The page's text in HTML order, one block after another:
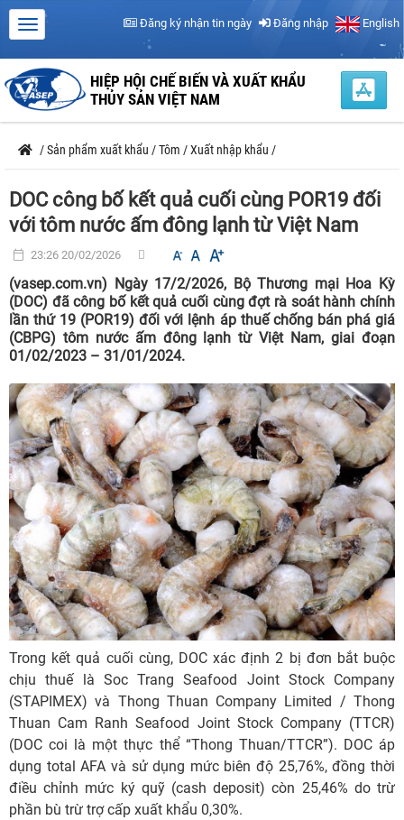
Đăng ký nhận tin ngày Đăng nhập English
HIỆP HỘI CHẾ BIẾN VÀ XUẤT KHẨU
THỦY SẢN VIỆT NAM
/Sản phẩm xuất khẩu /Tôm /Xuất nhập khẩu /
DOC công bố kết quả cuối cùng POR19 đối
với tôm nước ấm đông lạnh từ Việt Nam
23:26 20/02/2026
(vasep.com.vn) Ngày 17/2/2026, Bộ Thương mại Hoa Kỳ
(DOC) đã công bố kết quả cuối cùng đợt rà soát hành chính
lần thứ 19 (POR19) đối với lệnh áp thuế chống bán phá giá
(CBPG) tôm nước ấm đông lạnh từ Việt Nam, giai đoạn
01/02/2023 – 31/01/2024.
Trong kết quả cuối cùng, DOC xác định 2 bị đơn bắt buộc
chịu thuế là Soc Trang Seafood Joint Stock Company
(STAPIMEX) và Thong Thuan Company Limited / Thong
Thuan Cam Ranh Seafood Joint Stock Company (TTCR)
(DOC coi là một thực thể “Thong Thuan/TTCR”). DOC áp
dụng total AFA và sử dụng mức biên độ 25,76%, đồng thời
điều chỉnh mức ký quỹ (cash deposit) còn 25,46% do trừ
phần bù trừ trợ cấp xuất khẩu 0,30%.